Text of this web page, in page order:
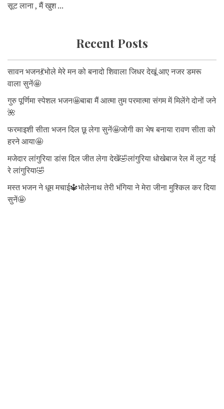
सूट लाना , मैं खुश ...
Recent Posts
सावन भजन💃भोले मेरे मन को बनादो शिवाला जिधर देखूं आए नजर डमरू
वाला सुनें🤩
गुरु पूर्णिमा स्पेशल भजन🤩बाबा मैं आत्मा तुम परमात्मा संगम में मिलेंगे दोनों जने
🌺
फरमाइशी सीता भजन दिल छू लेगा सुनें🤩जोगी का भेष बनाया रावण सीता को
हरने आया🤩
मजेदार लांगुरिया डांस दिल जीत लेगा देखें🤣लांगुरिया धोखेबाज रेल में लुट गई
रे लांगुरिया🤣
मस्त भजन ने धूम मचाई🔱भोलेनाथ तेरी भंगिया ने मेरा जीना मुश्किल कर दिया
सुनें🤩